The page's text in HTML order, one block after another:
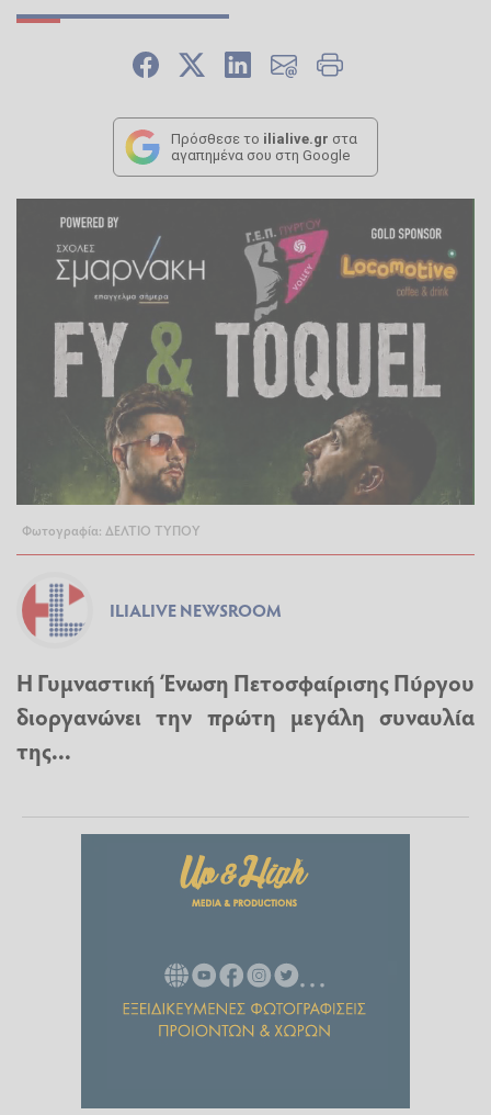
Πρόσθεσε το ilialive.gr στα
αγαπημένα σου στη Google
Φωτογραφία: ΔΕΛΤΙΟ ΤΥΠΟΥ
ILIALIVE NEWSROOM
Η Γυμναστική Ένωση Πετοσφαίρισης Πύργου
διοργανώνει την πρώτη μεγάλη συναυλία
της...